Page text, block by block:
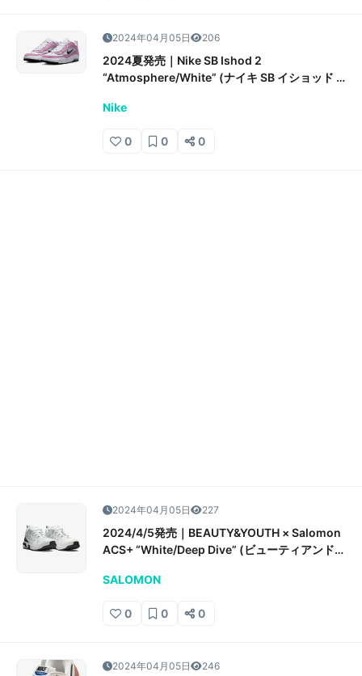
2024年04月05日 206
2024夏発売｜Nike SB Ishod 2
“Atmosphere/White” (ナイキ SB イショッド 2
報
Nike
0 0 0
2024年04月05日 227
2024/4/5発売｜BEAUTY&YOUTH × Salomon
ACS+ “White/Deep Dive” (ビューティアンドユ
SALOMON
0 0 0
2024年04月05日 246